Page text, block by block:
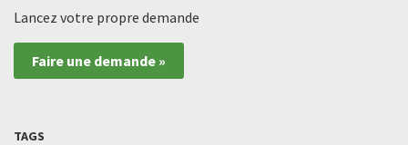
Lancez votre propre demande
Faire une demande »
TAGS